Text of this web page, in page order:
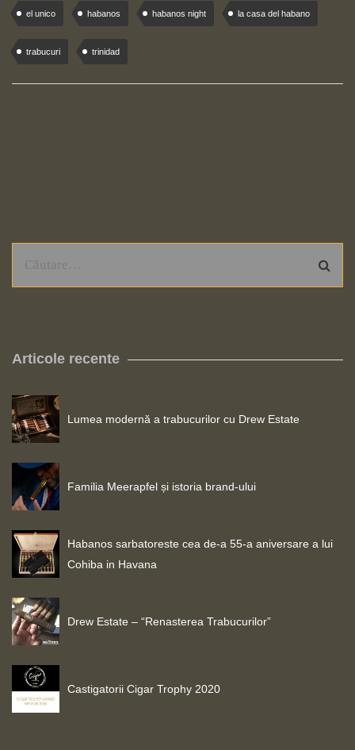
el unico habanos habanos night la casa del habano
trabucuri trinidad
Articole recente
Lumea modernă a trabucurilor cu Drew Estate
Familia Meerapfel și istoria brand-ului
Habanos sarbatoreste cea de-a 55-a aniversare a lui
Cohiba in Havana
Drew Estate – “Renasterea Trabucurilor”
Castigatorii Cigar Trophy 2020